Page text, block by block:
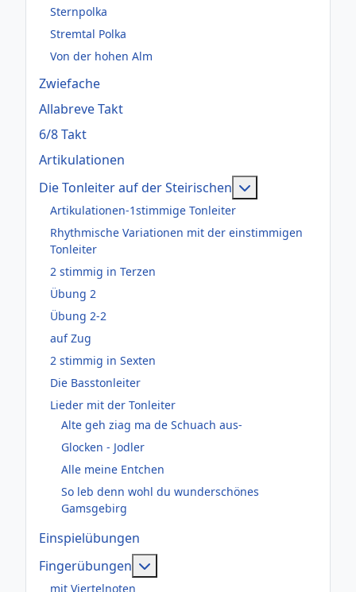
Sternpolka
Stremtal Polka
Von der hohen Alm
Zwiefache
Allabreve Takt
6/8 Takt
Artikulationen
Die Tonleiter auf der Steirischen
Artikulationen-1stimmige Tonleiter
Rhythmische Variationen mit der einstimmigen
Tonleiter
2 stimmig in Terzen
Übung 2
Übung 2-2
auf Zug
2 stimmig in Sexten
Die Basstonleiter
Lieder mit der Tonleiter
Alte geh ziag ma de Schuach aus-
Glocken - Jodler
Alle meine Entchen
So leb denn wohl du wunderschönes
Gamsgebirg
Einspielübungen
Fingerübungen
mit Viertelnoten